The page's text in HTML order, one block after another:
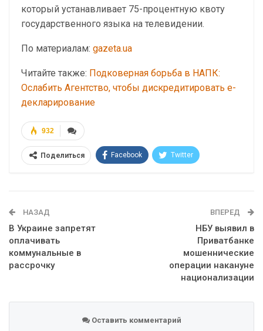
который устанавливает 75-процентную квоту
государственного языка на телевидении.
По материалам: gazeta.ua
Читайте также: Подковерная борьба в НАПК:
Ослабить Агентство, чтобы дискредитировать е-
декларирование
932
Поделиться Facebook Twitter
НАЗАД
В Украине запретят
оплачивать
коммунальные в
рассрочку
ВПЕРЕД
НБУ выявил в
Приватбанке
мошеннические
операции накануне
национализации
Оставить комментарий